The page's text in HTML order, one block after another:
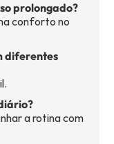
prolongado?
conforto no
diferentes
a rotina com